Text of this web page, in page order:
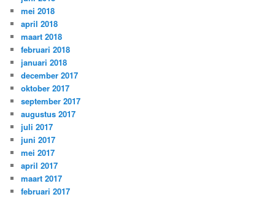
mei 2018
april 2018
maart 2018
februari 2018
januari 2018
december 2017
oktober 2017
september 2017
augustus 2017
juli 2017
juni 2017
mei 2017
april 2017
maart 2017
februari 2017